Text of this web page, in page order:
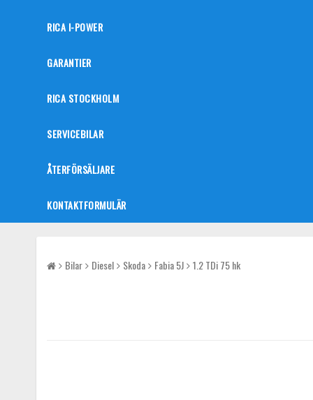
RICA I-POWER
GARANTIER
RICA STOCKHOLM
SERVICEBILAR
ÅTERFÖRSÄLJARE
KONTAKTFORMULÄR
Bilar Diesel Skoda Fabia 5J 1.2 TDi 75 hk